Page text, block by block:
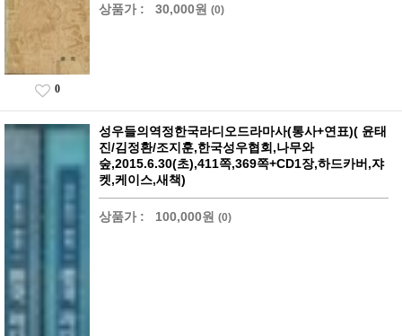
상품가 : 30,000원 (0)
0
성우들의역정한국라디오드라마사(통사+연표)( 윤태
진/김정환/조지훈,한국성우협회,나무와
숲,2015.6.30(초),411쪽,369쪽+CD1장,하드카버,쟈
켓,케이스,새책)
상품가 : 100,000원 (0)